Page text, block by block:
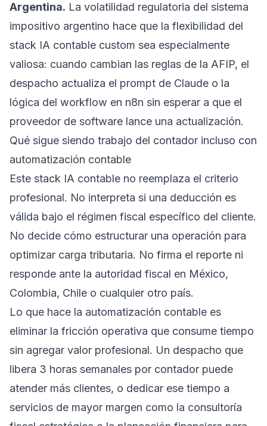
Argentina. La volatilidad regulatoria del sistema
impositivo argentino hace que la flexibilidad del
stack IA contable custom sea especialmente
valiosa: cuando cambian las reglas de la AFIP, el
despacho actualiza el prompt de Claude o la
lógica del workflow en n8n sin esperar a que el
proveedor de software lance una actualización.
Qué sigue siendo trabajo del contador incluso con
automatización contable
Este stack IA contable no reemplaza el criterio
profesional. No interpreta si una deducción es
válida bajo el régimen fiscal específico del cliente.
No decide cómo estructurar una operación para
optimizar carga tributaria. No firma el reporte ni
responde ante la autoridad fiscal en México,
Colombia, Chile o cualquier otro país.
Lo que hace la automatización contable es
eliminar la fricción operativa que consume tiempo
sin agregar valor profesional. Un despacho que
libera 3 horas semanales por contador puede
atender más clientes, o dedicar ese tiempo a
servicios de mayor margen como la consultoría